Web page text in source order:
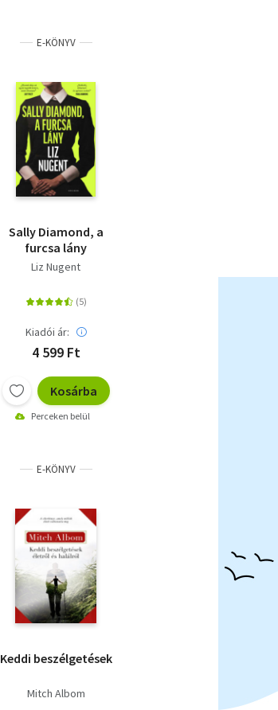
E-KÖNYV
Sally Diamond, a
furcsa lány
Liz Nugent
Kiadói ár:
4 599 Ft
Kosárba
Perceken belül
E-KÖNYV
Keddi beszélgetések
Mitch Albom